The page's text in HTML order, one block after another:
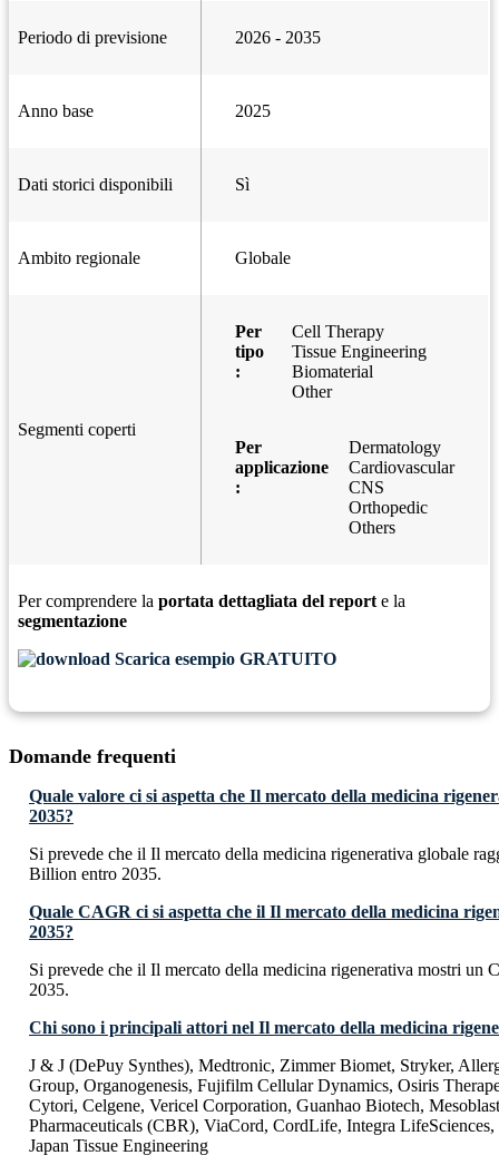
Periodo di previsione 2026 - 2035
Anno base 2025
Dati storici disponibili Sì
Ambito regionale Globale
Segmenti coperti
Per
tipo
:
Cell Therapy
Tissue Engineering
Biomaterial
Other
Per
applicazione
:
Dermatology
Cardiovascular
CNS
Orthopedic
Others
Per comprendere la portata dettagliata del report e la
segmentazione
Scarica esempio GRATUITO
Domande frequenti
Quale valore ci si aspetta che Il mercato della medicina
2035?
Si prevede che il Il mercato della medicina rigenerativa globale
Billion entro 2035.
Quale CAGR ci si aspetta che il Il mercato della medicina
2035?
Si prevede che il Il mercato della medicina rigenerativa mostri un
2035.
Chi sono i principali attori nel Il mercato della medicina
J & J (DePuy Synthes), Medtronic, Zimmer Biomet, Stryker,
Group, Organogenesis, Fujifilm Cellular Dynamics, Osiris
Cytori, Celgene, Vericel Corporation, Guanhao Biotech,
Pharmaceuticals (CBR), ViaCord, CordLife, Integra
Japan Tissue Engineering